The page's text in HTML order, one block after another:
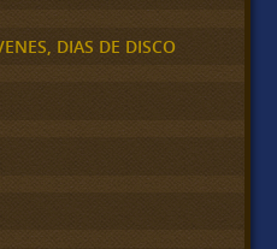
DIAS DE DISCO